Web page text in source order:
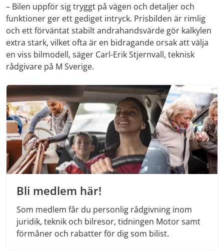
– Bilen uppför sig tryggt på vägen och detaljer och
funktioner ger ett gediget intryck. Prisbilden är rimlig
och ett förväntat stabilt andrahandsvärde gör kalkylen
extra stark, vilket ofta är en bidragande orsak att välja
en viss bilmodell, säger Carl-Erik Stjernvall, teknisk
rådgivare på M Sverige.
Bli medlem här!
Som medlem får du personlig rådgivning inom
juridik, teknik och bilresor, tidningen Motor samt
förmåner och rabatter för dig som bilist.